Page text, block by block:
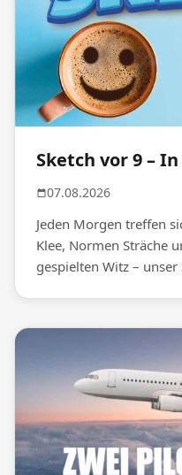
Sketch vor 9 –
07.08.2026
Jeden Morgen treffen
Klee, Normen Sträche
gespielten Witz – unser